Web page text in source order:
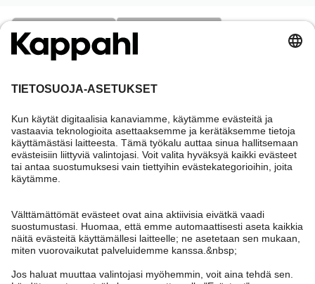
Tarvitsetko apua?
Asiakaspalvelu
Usein kysyttyä
Tilaus
Ota yhteyttä
Hae myymälä
Kappahl Club
Kappahl Club
Jäsenyysehdot
Tietoa Kappahl Group
Kestävä kehitys
Ehdot & käytännöt